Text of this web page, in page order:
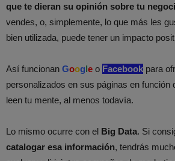
que te dieran su opinión sobre tu
vendes, o, simplemente, lo que más les
bien utilizada, puede tener un impacto
Así funcionan Google o Facebook para
personalizados en sus páginas en función
leen tu mente, al menos todavía.
Lo mismo ocurre con el Big Data. Si
catalogar esa información, tendrás